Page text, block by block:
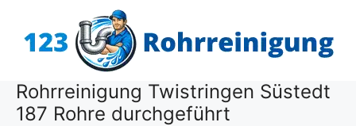
Inhalt
Rohrreinigung Twistringen Süstedt
187 Rohre durchgeführt